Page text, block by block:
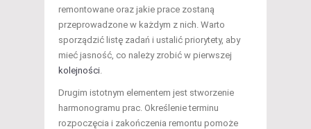
remontowane oraz jakie prace zostaną
przeprowadzone w każdym z nich. Warto
sporządzić listę zadań i ustalić priorytety, aby
mieć jasność, co należy zrobić w pierwszej
kolejności
Drugim istotnym elementem jest stworzenie
harmonogramu prac. Określenie terminu
rozpoczęcia i zakończenia remontu pomoże